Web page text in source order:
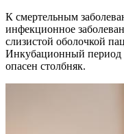
К смертельным
инфекционное
слизистой оболочкой
Инкубационный период
опасен столбняк.